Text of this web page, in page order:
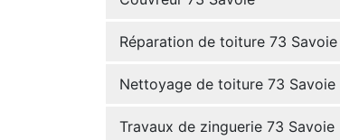
Réparation de toiture 73 Savoie
Nettoyage de toiture 73 Savoie
Travaux de zinguerie 73 Savoie